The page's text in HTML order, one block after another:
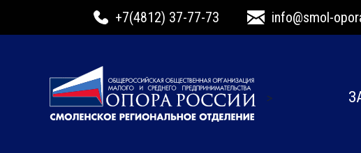
+7(4812) 37-77-73 info@smol-
>